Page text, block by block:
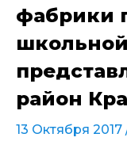
фабрики
район
13 Октября 2017